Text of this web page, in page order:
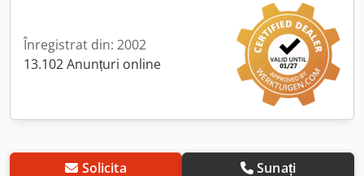
Înregistrat din: 2002
13.102 Anunțuri online
Solicita Sunați